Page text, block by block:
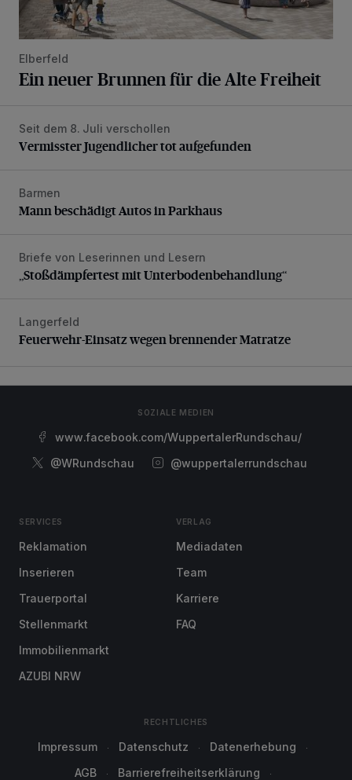
Elberfeld
Ein neuer Brunnen für die Alte Freiheit
Vermisster Jugendlicher tot aufgefunden
Seit dem 8. Juli verschollen
Vermisster Jugendlicher tot aufgefunden
Mann beschädigt Autos in Parkhaus
Barmen
Mann beschädigt Autos in Parkhaus
„Stoßdämpfertest mit Unterbodenbehandlung“
Briefe von Leserinnen und Lesern
„Stoßdämpfertest mit Unterbodenbehandlung“
Feuerwehr-Einsatz wegen brennender Matratze
Langerfeld
Feuerwehr-Einsatz wegen brennender Matratze
SOZIALE MEDIEN
www.facebook.com/WuppertalerRundschau/
@WRundschau
@wuppertalerrundschau
SERVICES
Reklamation
Inserieren
Trauerportal
Stellenmarkt
Immobilienmarkt
AZUBI NRW
VERLAG
Mediadaten
Team
Karriere
FAQ
RECHTLICHES
Impressum Datenschutz
Datenerhebung
AGB
Barrierefreiheitserklärung